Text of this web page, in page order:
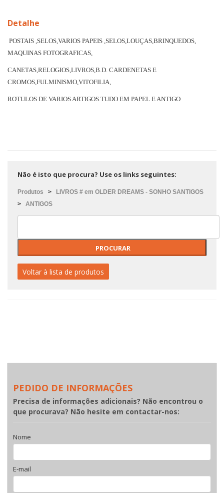
Detalhe
POSTAIS ,SELOS,VARIOS PAPEIS ,SELOS,LOUÇAS,BRINQUEDOS,
MAQUINAS FOTOGRAFICAS,
CANETAS,RELOGIOS,LIVROS,B.D. CARDENETAS E
CROMOS,FULMINISMO,VITOFILIA,
ROTULOS DE VARIOS ARTIGOS.TUDO EM PAPEL E ANTIGO
Não é isto que procura? Use os links seguintes:
Produtos > LIVROS # em OLDER DREAMS - SONHO SANTIGOS
> ANTIGOS
Voltar à lista de produtos
PEDIDO DE INFORMAÇÕES
Precisa de informações adicionais? Não encontrou o
que procurava? Não hesite em contactar-nos:
Nome
E-mail